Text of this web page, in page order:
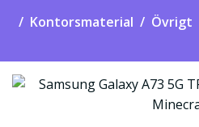
Kontorsmaterial Övrigt